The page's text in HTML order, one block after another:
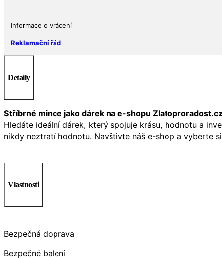
Informace o vrácení
Reklamační řád
Detaily
Stříbrné mince jako dárek na e-shopu Zlatoproradost.cz
Hledáte ideální dárek, který spojuje krásu, hodnotu a
nikdy neztratí hodnotu. Navštivte náš e-shop a vyberte
Vlastnosti
Bezpečná doprava
Bezpečné balení